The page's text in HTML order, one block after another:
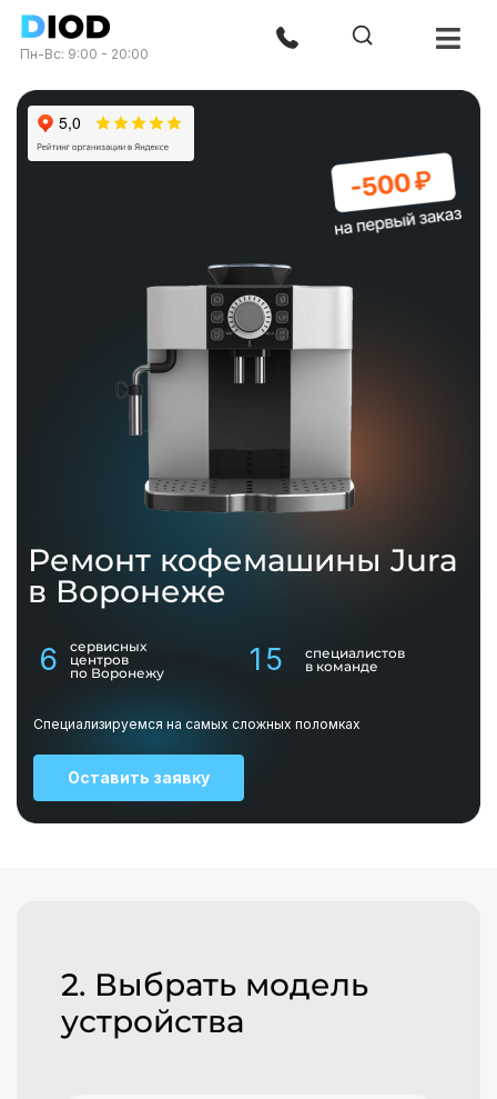
Пн-Вс: 9:00 - 20:00
Ремонт кофемашины Jura
в Воронеже
6
сервисных
центров
по Воронежу
15
специалистов
в команде
Специализируемся на самых сложных поломках
Оставить заявку
2. Выбрать модель
устройства